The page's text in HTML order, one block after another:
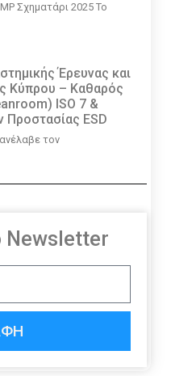
Σχηματάρι 2025 Το
Έρευνας και
Κύπρου – Καθαρός
ISO 7 &
Προστασίας ESD
τον
Newsletter